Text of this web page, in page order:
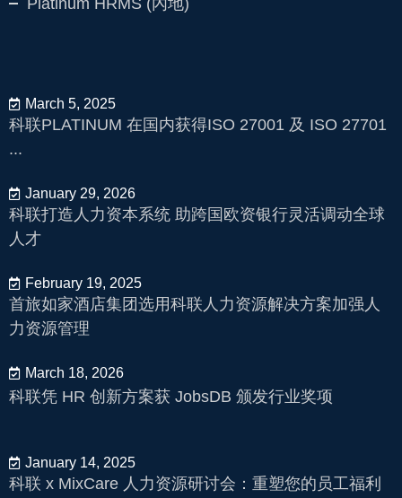
Platinum HRMS (內地)
March 5, 2025
科联PLATINUM 在国内获得ISO 27001 及 ISO 27701
...
January 29, 2026
科联打造人力资本系统 助跨国欧资银行灵活调动全球
人才
February 19, 2025
首旅如家酒店集团选用科联人力资源解决方案加强人
力资源管理
March 18, 2026
科联凭 HR 创新方案获 JobsDB 颁发行业奖项
January 14, 2025
科联 x MixCare 人力资源研讨会：重塑您的员工福利